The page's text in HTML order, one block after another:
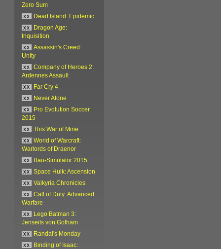
Zero Sum
xx
Dead Island: Epidemic
xx
Dragon Age:
Inquisition
xx
Assassin's Creed:
Unity
xx
Company of Heroes 2:
Ardennes Assault
xx
Far Cry 4
xx
Never Alone
xx
Pro Evolution Soccer
2015
xx
This War of Mine
xx
World of Warcraft:
Warlords of Draenor
xx
Bau-Simulator 2015
xx
Space Hulk: Ascension
xx
Valkyria Chronicles
xx
Call of Duty: Advanced
Warfare
xx
Lego Batman 3:
Jenseits von Gotham
xx
Randal's Monday
xx
Binding of Isaac: